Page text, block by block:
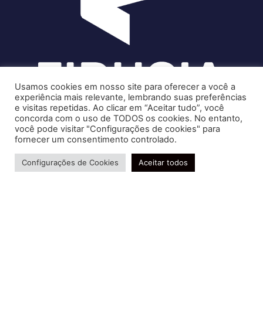
Soluções contábeis-fiscais-tributárias especializadas | CRC RJ
004856/O-7
Serviços
Usamos cookies em nosso site para oferecer a você a
experiência mais relevante, lembrando suas preferências
e visitas repetidas. Ao clicar em “Aceitar tudo”, você
concorda com o uso de TODOS os cookies. No entanto,
você pode visitar "Configurações de cookies" para
fornecer um consentimento controlado.
Configurações de Cookies Aceitar todos
Precisa de ajuda?